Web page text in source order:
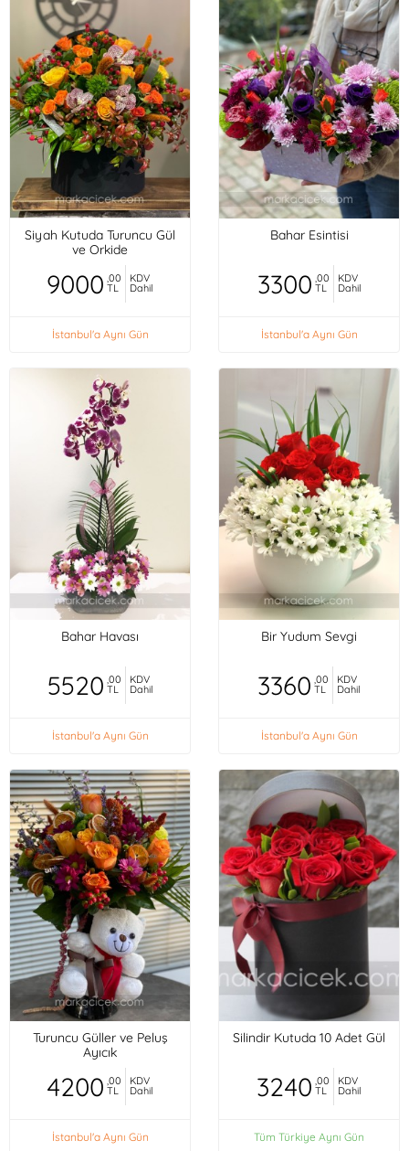
Siyah Kutuda Turuncu Gül
ve Orkide
9000 ,00
TL
KDV
Dahil
İstanbul'a Aynı Gün
Bahar Esintisi
3300 ,00
TL
KDV
Dahil
İstanbul'a Aynı Gün
Bahar Havası
5520 ,00
TL
KDV
Dahil
İstanbul'a Aynı Gün
Bir Yudum Sevgi
3360 ,00
TL
KDV
Dahil
İstanbul'a Aynı Gün
Turuncu Güller ve Peluş
Ayıcık
4200 ,00
TL
KDV
Dahil
İstanbul'a Aynı Gün
Silindir Kutuda 10 Adet Gül
3240 ,00
TL
KDV
Dahil
Tüm Türkiye Aynı Gün